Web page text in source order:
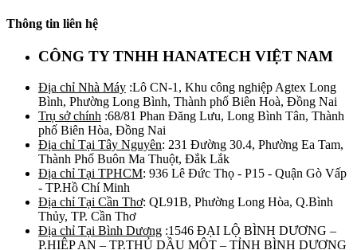
Thông tin liên hệ
CÔNG TY TNHH HANATECH VIỆT NAM
Địa chỉ Nhà Máy :Lô CN-1, Khu công nghiệp Agtex Long
Bình, Phường Long Bình, Thành phố Biên Hoà, Đồng Nai
Trụ sở chính :68/81 Phan Đăng Lưu, Long Bình Tân, Thành
phố Biên Hòa, Đồng Nai
Địa chỉ Tại Tây Nguyên: 231 Đường 30.4, Phường Ea Tam,
Thành Phố Buôn Ma Thuột, Đắk Lắk
Địa chỉ Tại TPHCM: 936 Lê Đức Thọ - P15 - Quận Gò Vấp
- TP.Hồ Chí Minh
Địa chỉ Tại Cần Thơ: QL91B, Phường Long Hòa, Q.Bình
Thủy, TP. Cần Thơ
Địa chỉ Tại Bình Dương :1546 ĐẠI LỘ BÌNH DƯƠNG –
P.HIỆP AN – TP.THỦ DẦU MỘT – TỈNH BÌNH DƯƠNG